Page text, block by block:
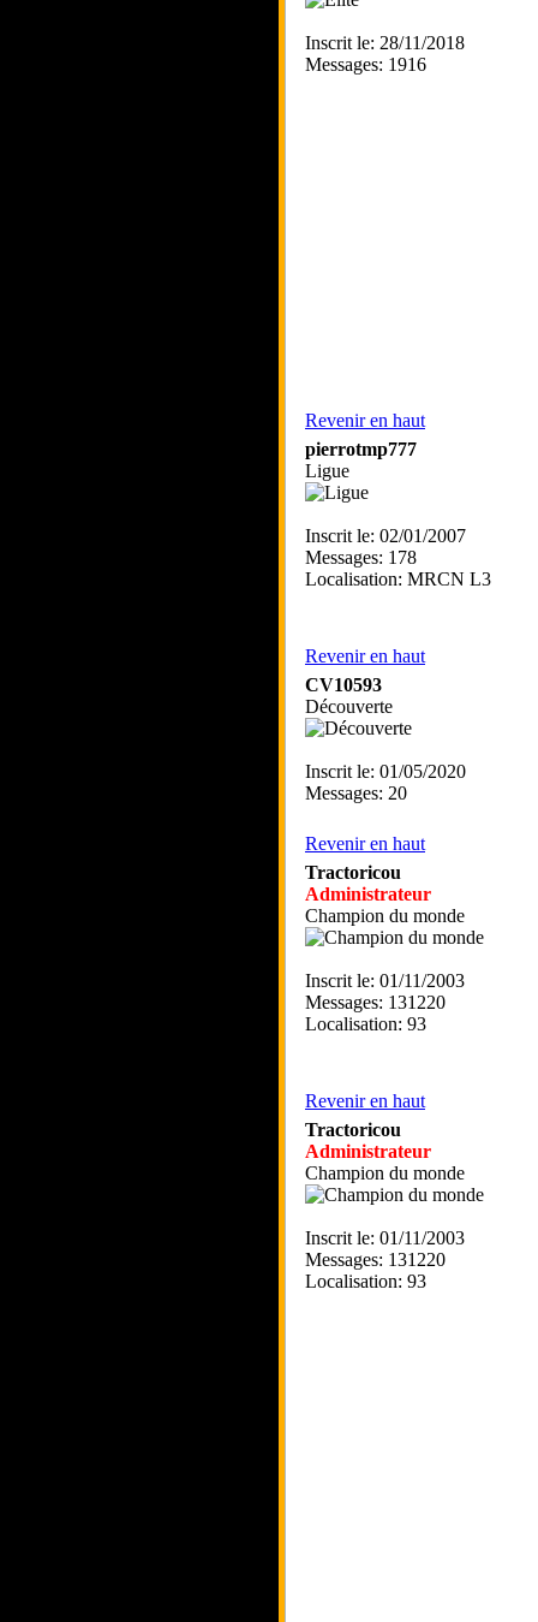
Inscrit le: 28/11/2018
Messages: 1916
Revenir en haut
pierrotmp777
Ligue
Inscrit le: 02/01/2007
Messages: 178
Localisation: MRCN L3
Revenir en haut
CV10593
Découverte
Inscrit le: 01/05/2020
Messages: 20
Revenir en haut
Tractoricou
Administrateur
Champion du monde
Inscrit le: 01/11/2003
Messages: 131220
Localisation: 93
Revenir en haut
Tractoricou
Administrateur
Champion du monde
Inscrit le: 01/11/2003
Messages: 131220
Localisation: 93